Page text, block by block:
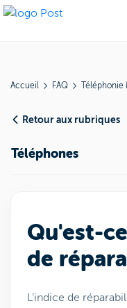
Accueil FAQ Téléphonie
Retour aux rubriques
Téléphones
Qu'est-
de
L’indice de